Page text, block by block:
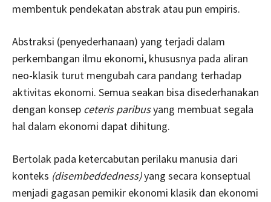
membentuk pendekatan abstrak atau pun empiris.
Abstraksi (penyederhanaan) yang terjadi dalam
perkembangan ilmu ekonomi, khususnya pada aliran
neo-klasik turut mengubah cara pandang terhadap
aktivitas ekonomi. Semua seakan bisa disederhanakan
dengan konsep ceteris paribusyang membuat segala
hal dalam ekonomi dapat dihitung.
Bertolak pada ketercabutan perilaku manusia dari
konteks (disembeddedness)yang secara konseptual
menjadi gagasan pemikir ekonomi klasik dan ekonomi